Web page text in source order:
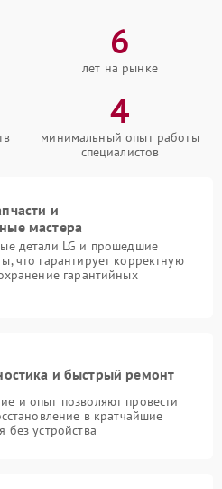
6
лет на рынке
4
минимальный опыт работы
специалистов
и
мастера
детали LG и прошедшие
что гарантирует корректную
гарантийных
и быстрый ремонт
и опыт позволяют провести
в кратчайшие
устройства